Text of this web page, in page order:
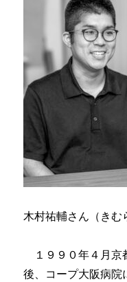
木村祐輔さん（きむ
１９９０年４月京
後、コープ大阪病院